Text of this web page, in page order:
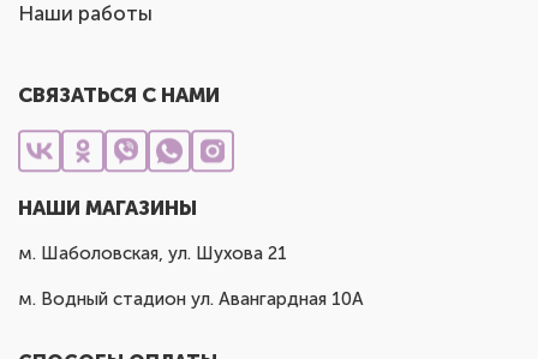
Наши работы
СВЯЗАТЬСЯ С НАМИ
НАШИ МАГАЗИНЫ
м. Шаболовская, ул. Шухова 21
м. Водный стадион ул. Авангардная 10А